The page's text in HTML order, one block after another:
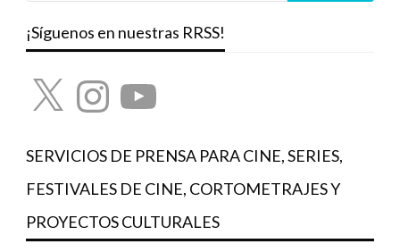
¡Síguenos en nuestras RRSS!
X InstagramYouTube
SERVICIOS DE PRENSA PARA CINE, SERIES,
FESTIVALES DE CINE, CORTOMETRAJES Y
PROYECTOS CULTURALES